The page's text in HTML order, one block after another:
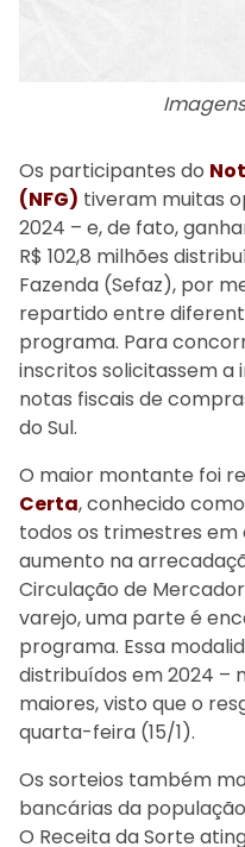
Os participantes do
(NFG) tiveram muitas
2024 – e, de fato,
R$ 102,8 milhões
Fazenda (Sefaz), por
repartido entre
programa. Para
inscritos solicitassem a
notas fiscais de
do Sul.
O maior montante foi
Certa, conhecido
todos os trimestres em
aumento na
Circulação de
varejo, uma parte é
programa. Essa
distribuídos em 2024 –
maiores, visto que o
quarta-feira (15/1).
Os sorteios também
bancárias da
O Receita da Sorte